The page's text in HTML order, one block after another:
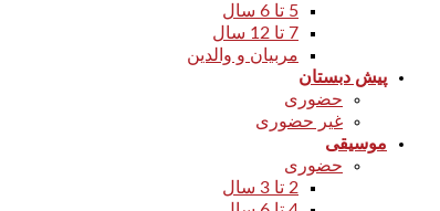
5 تا 6 سال
7 تا 12 سال
مربیان و والدین
پیش دبستان
حضوری
غیر حضوری
موسیقی
حضوری
2 تا 3 سال